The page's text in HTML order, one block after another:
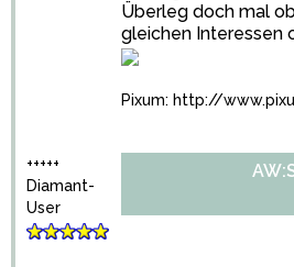
Überleg doch mal
gleichen Interessen
Pixum: http://
+++++
Diamant-
User